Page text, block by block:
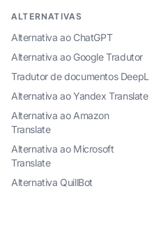
ALTERNATIVAS
Alternativa ao ChatGPT
Alternativa ao Google Tradutor
Tradutor de documentos DeepL
Alternativa ao Yandex Translate
Alternativa ao Amazon
Translate
Alternativa ao Microsoft
Translate
Alternativa QuillBot